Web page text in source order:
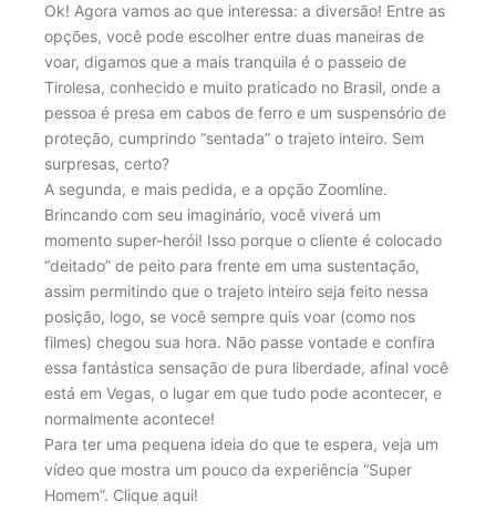
Ok! Agora vamos ao que interessa: a diversão! Entre as
opções, você pode escolher entre duas maneiras de
voar, digamos que a mais tranquila é o passeio de
Tirolesa, conhecido e muito praticado no Brasil, onde a
pessoa é presa em cabos de ferro e um suspensório de
proteção, cumprindo “sentada” o trajeto inteiro. Sem
surpresas, certo?
A segunda, e mais pedida, e a opção Zoomline.
Brincando com seu imaginário, você viverá um
momento super-herói! Isso porque o cliente é colocado
“deitado” de peito para frente em uma sustentação,
assim permitindo que o trajeto inteiro seja feito nessa
posição, logo, se você sempre quis voar (como nos
filmes) chegou sua hora. Não passe vontade e confira
essa fantástica sensação de pura liberdade, afinal você
está em Vegas, o lugar em que tudo pode acontecer, e
normalmente acontece!
Para ter uma pequena ideia do que te espera, veja um
vídeo que mostra um pouco da experiência “Super
Homem”. Clique aqui!